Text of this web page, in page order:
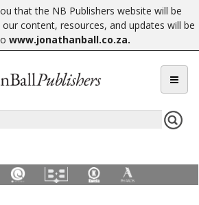
that the NB Publishers website will be
content, resources, and updates will be
www.jonathanball.co.za.